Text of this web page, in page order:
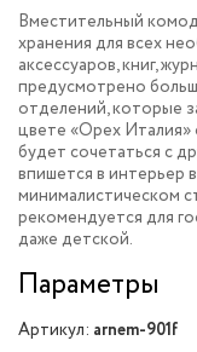
Вместительный
хранения для всех
аксессуаров, книг,
предусмотрено
отделений, которые
цвете «Орех Италия»
будет сочетаться с
впишется в интерьер
минималистическом
рекомендуется для
даже детской.
Параметры
Артикул: arnem-901f